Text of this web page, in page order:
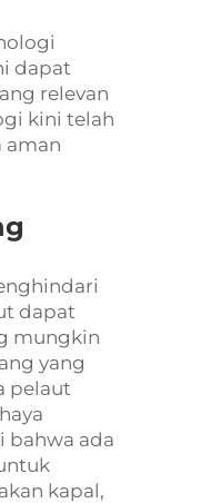
dapat
relevan
kini telah
aman
dapat
mungkin
yang
pelaut
bahwa ada
kapal,